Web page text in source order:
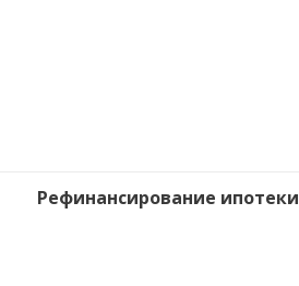
Рефинансирование ипотеки